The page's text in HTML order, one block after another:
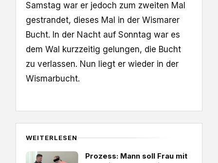
Samstag war er jedoch zum zweiten Mal
gestrandet, dieses Mal in der Wismarer
Bucht. In der Nacht auf Sonntag war es
dem Wal kurzzeitig gelungen, die Bucht
zu verlassen. Nun liegt er wieder in der
Wismarbucht.
WEITERLESEN
Prozess: Mann soll Frau mit